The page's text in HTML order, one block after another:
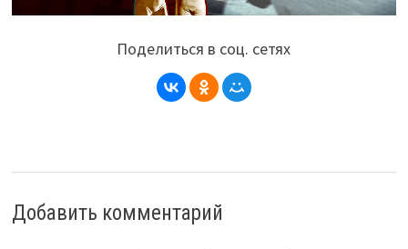
Поделиться в соц. сетях
Добавить комментарий